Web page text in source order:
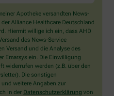
Apotheke versandten News-
Alliance Healthcare Deutschland
Hiermit willige ich ein, dass AHD
des News-Service
Versand und die Analyse des
Emarsys ein. Die Einwilligung
widerrufen werden (z.B. über den
Die sonstigen
weitere Angaben zur
in der Datenschutzerklärung von